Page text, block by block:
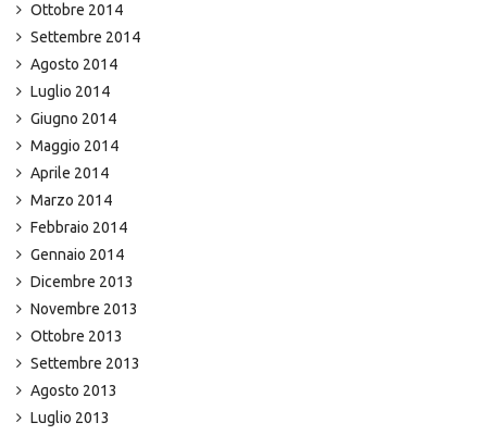
Ottobre 2014
Settembre 2014
Agosto 2014
Luglio 2014
Giugno 2014
Maggio 2014
Aprile 2014
Marzo 2014
Febbraio 2014
Gennaio 2014
Dicembre 2013
Novembre 2013
Ottobre 2013
Settembre 2013
Agosto 2013
Luglio 2013